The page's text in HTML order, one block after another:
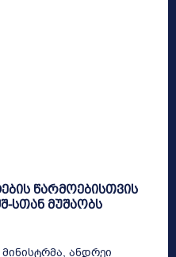
წარმოებისთვის
სთან მუშაობს
ანდრეი